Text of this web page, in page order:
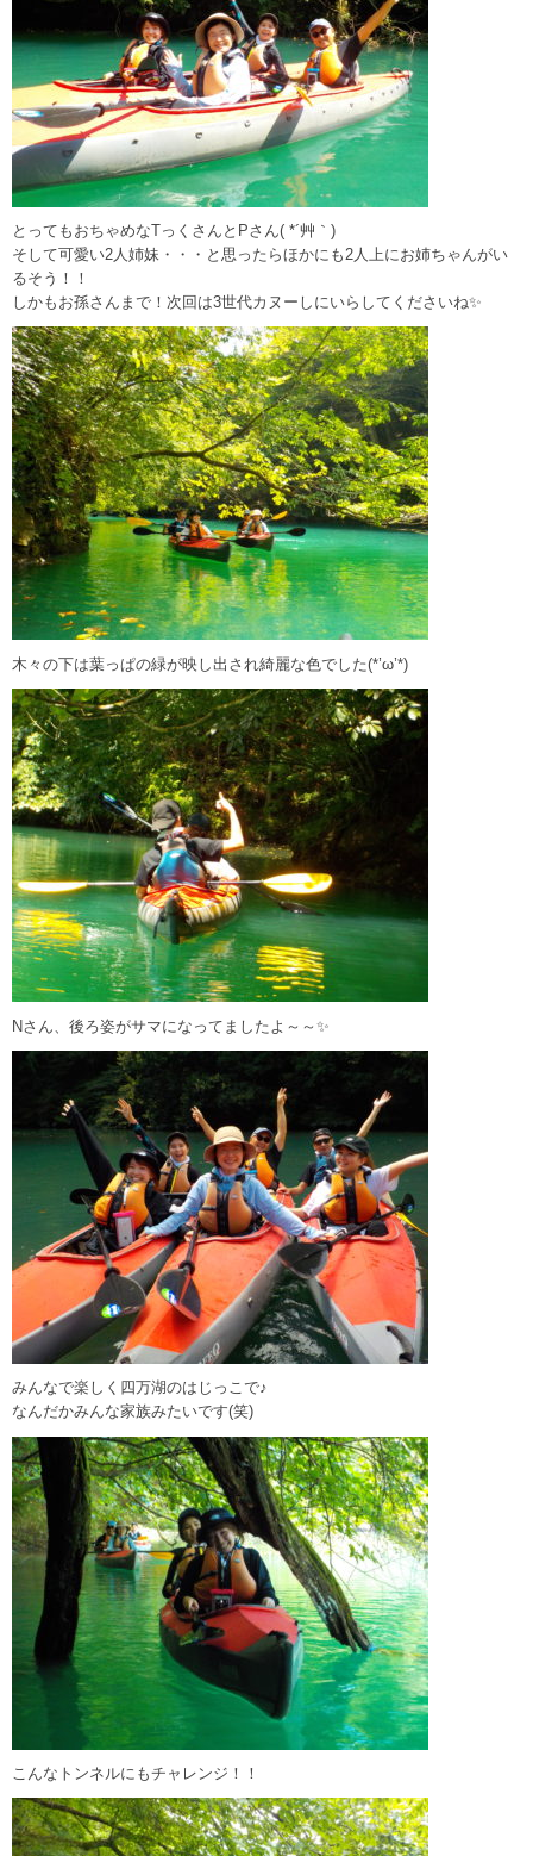
とってもおちゃめなTっくさんとPさん( *´艸｀)
そして可愛い2人姉妹・・・と思ったらほかにも2人上にお姉ちゃんがい
るそう！！
しかもお孫さんまで！次回は3世代カヌーしにいらしてくださいね✨
木々の下は葉っぱの緑が映し出され綺麗な色でした(*’ω’*)
Nさん、後ろ姿がサマになってましたよ～～✨
みんなで楽しく四万湖のはじっこで♪
なんだかみんな家族みたいです(笑)
こんなトンネルにもチャレンジ！！